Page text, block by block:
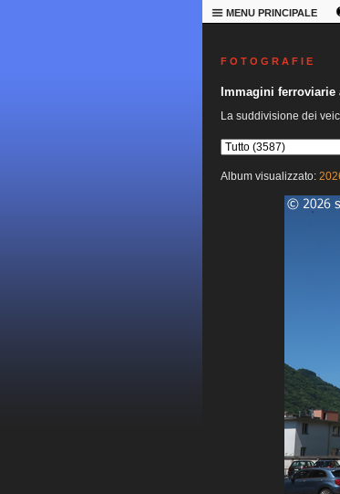
MENU PRINCIPALE
F O T O G R A F I E
Immagini ferroviarie
La suddivisione dei
Album visualizzato: